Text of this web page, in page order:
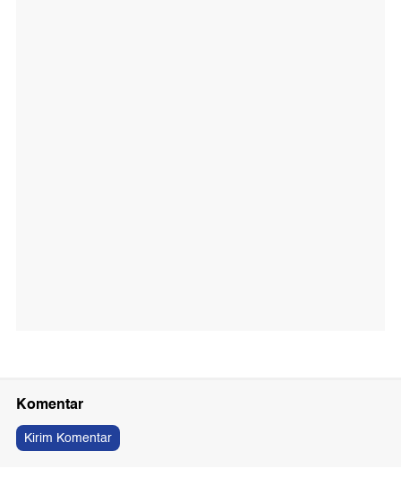
Komentar
Kirim Komentar